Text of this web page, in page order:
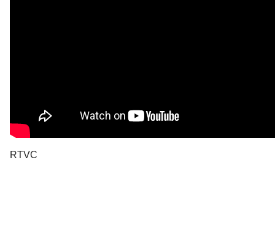
RTVC